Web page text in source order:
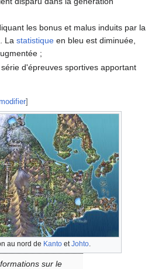
les bonus et malus induits par la
Lastatistique en bleu est diminuée,
;
série d'épreuves sportives apportant
]
au nord de Kanto etJohto.
sur le